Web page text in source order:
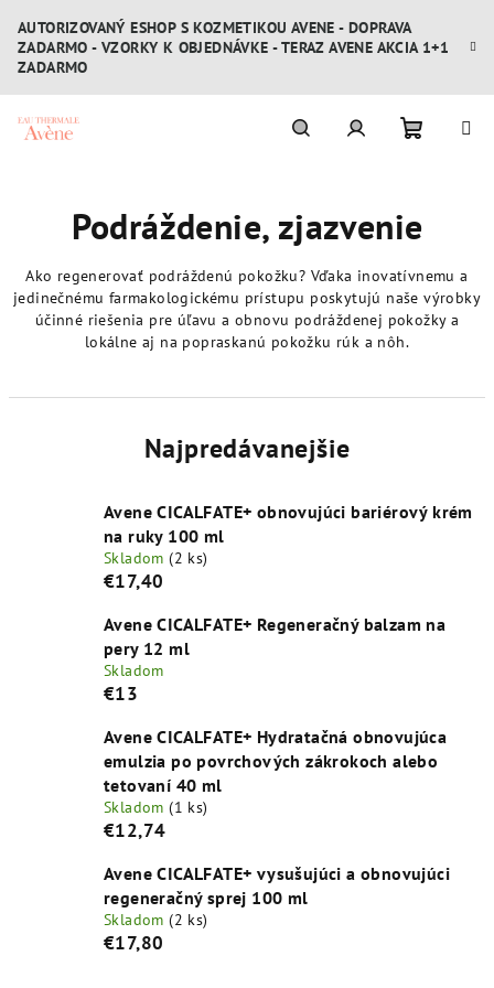
obsah
AUTORIZOVANÝ ESHOP S KOZMETIKOU AVENE - DOPRAVA
ZADARMO - VZORKY K OBJEDNÁVKE - TERAZ AVENE AKCIA 1+1
ZADARMO
košík
Podráždenie, zjazvenie
Ako regenerovať podráždenú pokožku? Vďaka inovatívnemu a
jedinečnému farmakologickému prístupu poskytujú naše výrobky
účinné riešenia pre úľavu a obnovu podráždenej pokožky a
lokálne aj na popraskanú pokožku rúk a nôh.
Najpredávanejšie
Avene CICALFATE+ obnovujúci bariérový krém
na ruky 100 ml
Skladom(2 ks)
€17,40
Avene CICALFATE+ Regeneračný balzam na
pery 12 ml
Skladom
€13
Avene CICALFATE+ Hydratačná obnovujúca
emulzia po povrchových zákrokoch alebo
tetovaní 40 ml
Skladom(1 ks)
€12,74
Avene CICALFATE+ vysušujúci a obnovujúci
regeneračný sprej 100 ml
Skladom(2 ks)
€17,80